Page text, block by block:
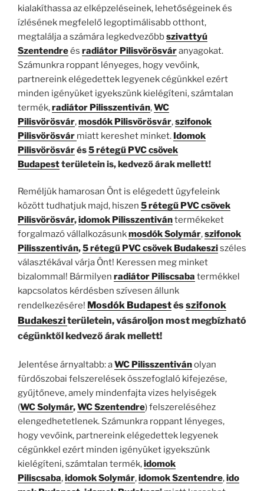
kialakíthassa az elképzeléseinek, lehetőségeinek és
ízlésének megfelelő legoptimálisabb otthont,
megtalálja a számára legkedvezőbbszivattyú
Szentendreés radiátor Pilisvörösváranyagokat.
Számunkra roppant lényeges, hogy vevőink,
partnereink elégedettek legyenek cégünkkel ezért
minden igényüket igyekszünk kielégíteni, számtalan
termék,radiátor Pilisszentiván,WC
Pilisvörösvár,mosdók Pilisvörösvár,szifonok
Pilisvörösvár miatt kereshet minket. Idomok
Pilisvörösvárés5 rétegű PVC csövek
Budapestterületein is, kedvező árak mellett!
Reméljük hamarosan Önt is elégedett ügyfeleink
között tudhatjuk majd, hiszen 5 rétegű PVC csövek
Pilisvörösvár,idomok Pilisszentivántermékeket
forgalmazó vállalkozásunkmosdók Solymár,szifonok
Pilisszentiván,5 rétegű PVC csövek Budakesziszéles
választékával várja Önt! Keressen meg minket
bizalommal! Bármilyen radiátor Piliscsaba termékkel
kapcsolatos kérdésben szívesen állunk
rendelkezésére! Mosdók Budapestésszifonok
Budakesziterületein, vásároljon most megbízható
cégünktől kedvező árak mellett!
Jelentése árnyaltabb: aWC Pilisszentivánolyan
fürdőszobai felszerelések összefoglaló kifejezése,
gyűjtőneve, amely mindenfajta vizes helyiségek
(WCSolymár,WC Szentendre) felszereléséhez
elengedhetetlenek. Számunkra roppant lényeges,
hogy vevőink, partnereink elégedettek legyenek
cégünkkel ezért minden igényüket igyekszünk
kielégíteni, számtalan termék,idomok
Piliscsaba,idomokSolymár,idomokSzentendre,ido